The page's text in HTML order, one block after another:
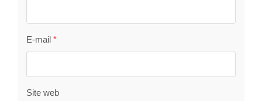
E-mail *
Site web